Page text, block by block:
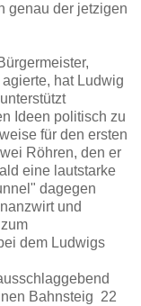
genau der jetzigen
hat Ludwig
Ideen politisch zu
für den ersten
Röhren, den er
eine lautstarke
dagegen
und
dem Ludwigs
Bahnsteig 22